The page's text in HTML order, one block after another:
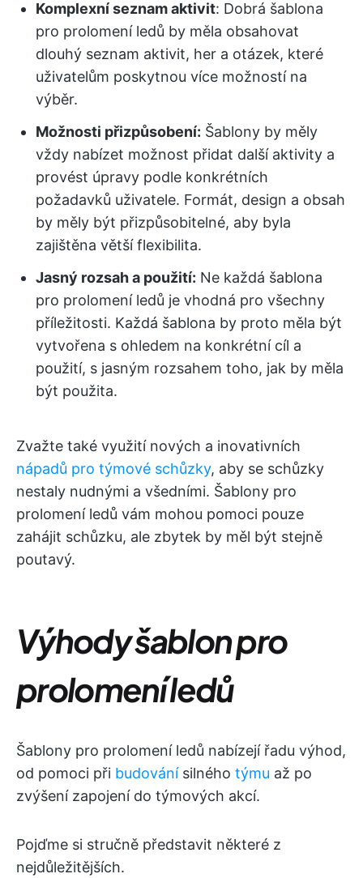
Komplexní seznam aktivit: Dobrá šablona
pro prolomení ledů by měla obsahovat
dlouhý seznam aktivit, her a otázek, které
uživatelům poskytnou více možností na
výběr.
Možnosti přizpůsobení: Šablony by měly
vždy nabízet možnost přidat další aktivity a
provést úpravy podle konkrétních
požadavků uživatele. Formát, design a obsah
by měly být přizpůsobitelné, aby byla
zajištěna větší flexibilita.
Jasný rozsah a použití: Ne každá šablona
pro prolomení ledů je vhodná pro všechny
příležitosti. Každá šablona by proto měla být
vytvořena s ohledem na konkrétní cíl a
použití, s jasným rozsahem toho, jak by měla
být použita.
Zvažte také využití nových a inovativních
nápadů pro týmové schůzky, aby se schůzky
nestaly nudnými a všedními. Šablony pro
prolomení ledů vám mohou pomoci pouze
zahájit schůzku, ale zbytek by měl být stejně
poutavý.
Výhody šablon pro
prolomení ledů
Šablony pro prolomení ledů nabízejí řadu výhod,
od pomoci při budovánísilného týmu až po
zvýšení zapojení do týmových akcí.
Pojďme si stručně představit některé z
nejdůležitějších.